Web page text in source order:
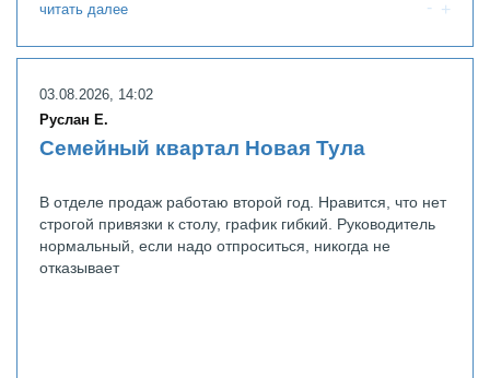
читать далее
03.08.2026, 14:02
Руслан Е.
Семейный квартал Новая Тула
В отделе продаж работаю второй год. Нравится, что нет
строгой привязки к столу, график гибкий. Руководитель
нормальный, если надо отпроситься, никогда не
отказывает